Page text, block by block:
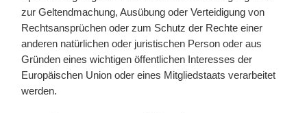
zur Geltendmachung, Ausübung oder Verteidigung von
Rechtsansprüchen oder zum Schutz der Rechte einer
anderen natürlichen oder juristischen Person oder aus
Gründen eines wichtigen öffentlichen Interesses der
Europäischen Union oder eines Mitgliedstaats verarbeitet
werden.